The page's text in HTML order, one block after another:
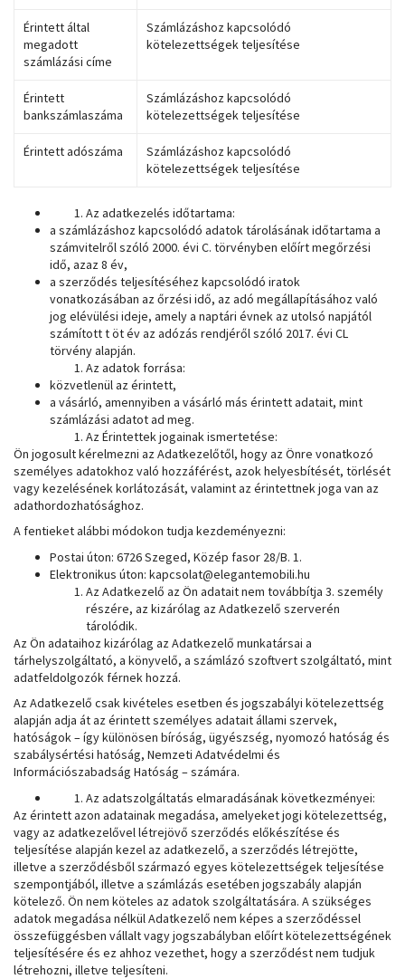
Érintett által
megadott
számlázási címe
Számlázáshoz kapcsolódó
kötelezettségek teljesítése
Érintett
bankszámlaszáma
Számlázáshoz kapcsolódó
kötelezettségek teljesítése
Érintett adószáma
Számlázáshoz kapcsolódó
kötelezettségek teljesítése
Az adatkezelés időtartama:
a számlázáshoz kapcsolódó adatok tárolásának időtartama a
számvitelről szóló 2000. évi C. törvényben előírt megőrzési
idő, azaz 8 év,
a szerződés teljesítéséhez kapcsolódó iratok
vonatkozásában az őrzési idő, az adó megállapításához való
jog elévülési ideje, amely a naptári évnek az utolsó napjától
számított t öt év az adózás rendjéről szóló 2017. évi CL
törvény alapján.
Az adatok forrása:
közvetlenül az érintett,
a vásárló, amennyiben a vásárló más érintett adatait, mint
számlázási adatot ad meg.
Az Érintettek jogainak ismertetése:
Ön jogosult kérelmezni az Adatkezelőtől, hogy az Önre vonatkozó
személyes adatokhoz való hozzáférést, azok helyesbítését, törlését
vagy kezelésének korlátozását, valamint az érintettnek joga van az
adathordozhatósághoz.
A fentieket alábbi módokon tudja kezdeményezni:
Postai úton: 6726 Szeged, Közép fasor 28/B. 1.
Elektronikus úton: kapcsolat@elegantemobili.hu
Az Adatkezelő az Ön adatait nem továbbítja 3. személy
részére, az kizárólag az Adatkezelő szerverén
tárolódik.
Az Ön adataihoz kizárólag az Adatkezelő munkatársai a
tárhelyszolgáltató, a könyvelő, a számlázó szoftvert szolgáltató, mint
adatfeldolgozók férnek hozzá.
Az Adatkezelő csak kivételes esetben és jogszabályi kötelezettség
alapján adja át az érintett személyes adatait állami szervek,
hatóságok – így különösen bíróság, ügyészség, nyomozó hatóság és
szabálysértési hatóság, Nemzeti Adatvédelmi és
Információszabadság Hatóság – számára.
Az adatszolgáltatás elmaradásának következményei:
Az érintett azon adatainak megadása, amelyeket jogi kötelezettség,
vagy az adatkezelővel létrejövő szerződés előkészítése és
teljesítése alapján kezel az adatkezelő, a szerződés létrejötte,
illetve a szerződésből származó egyes kötelezettségek teljesítése
szempontjából, illetve a számlázás esetében jogszabály alapján
kötelező. Ön nem köteles az adatok szolgáltatására. A szükséges
adatok megadása nélkül Adatkezelő nem képes a szerződéssel
összefüggésben vállalt vagy jogszabályban előírt kötelezettségének
teljesítésére és ez ahhoz vezethet, hogy a szerződést nem tudjuk
létrehozni, illetve teljesíteni.